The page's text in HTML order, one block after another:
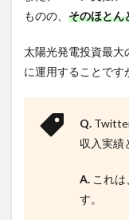
ものの、 そのほとん
太陽光発電投資最
に運用することです
Q.
収入実績
A. これは
す。